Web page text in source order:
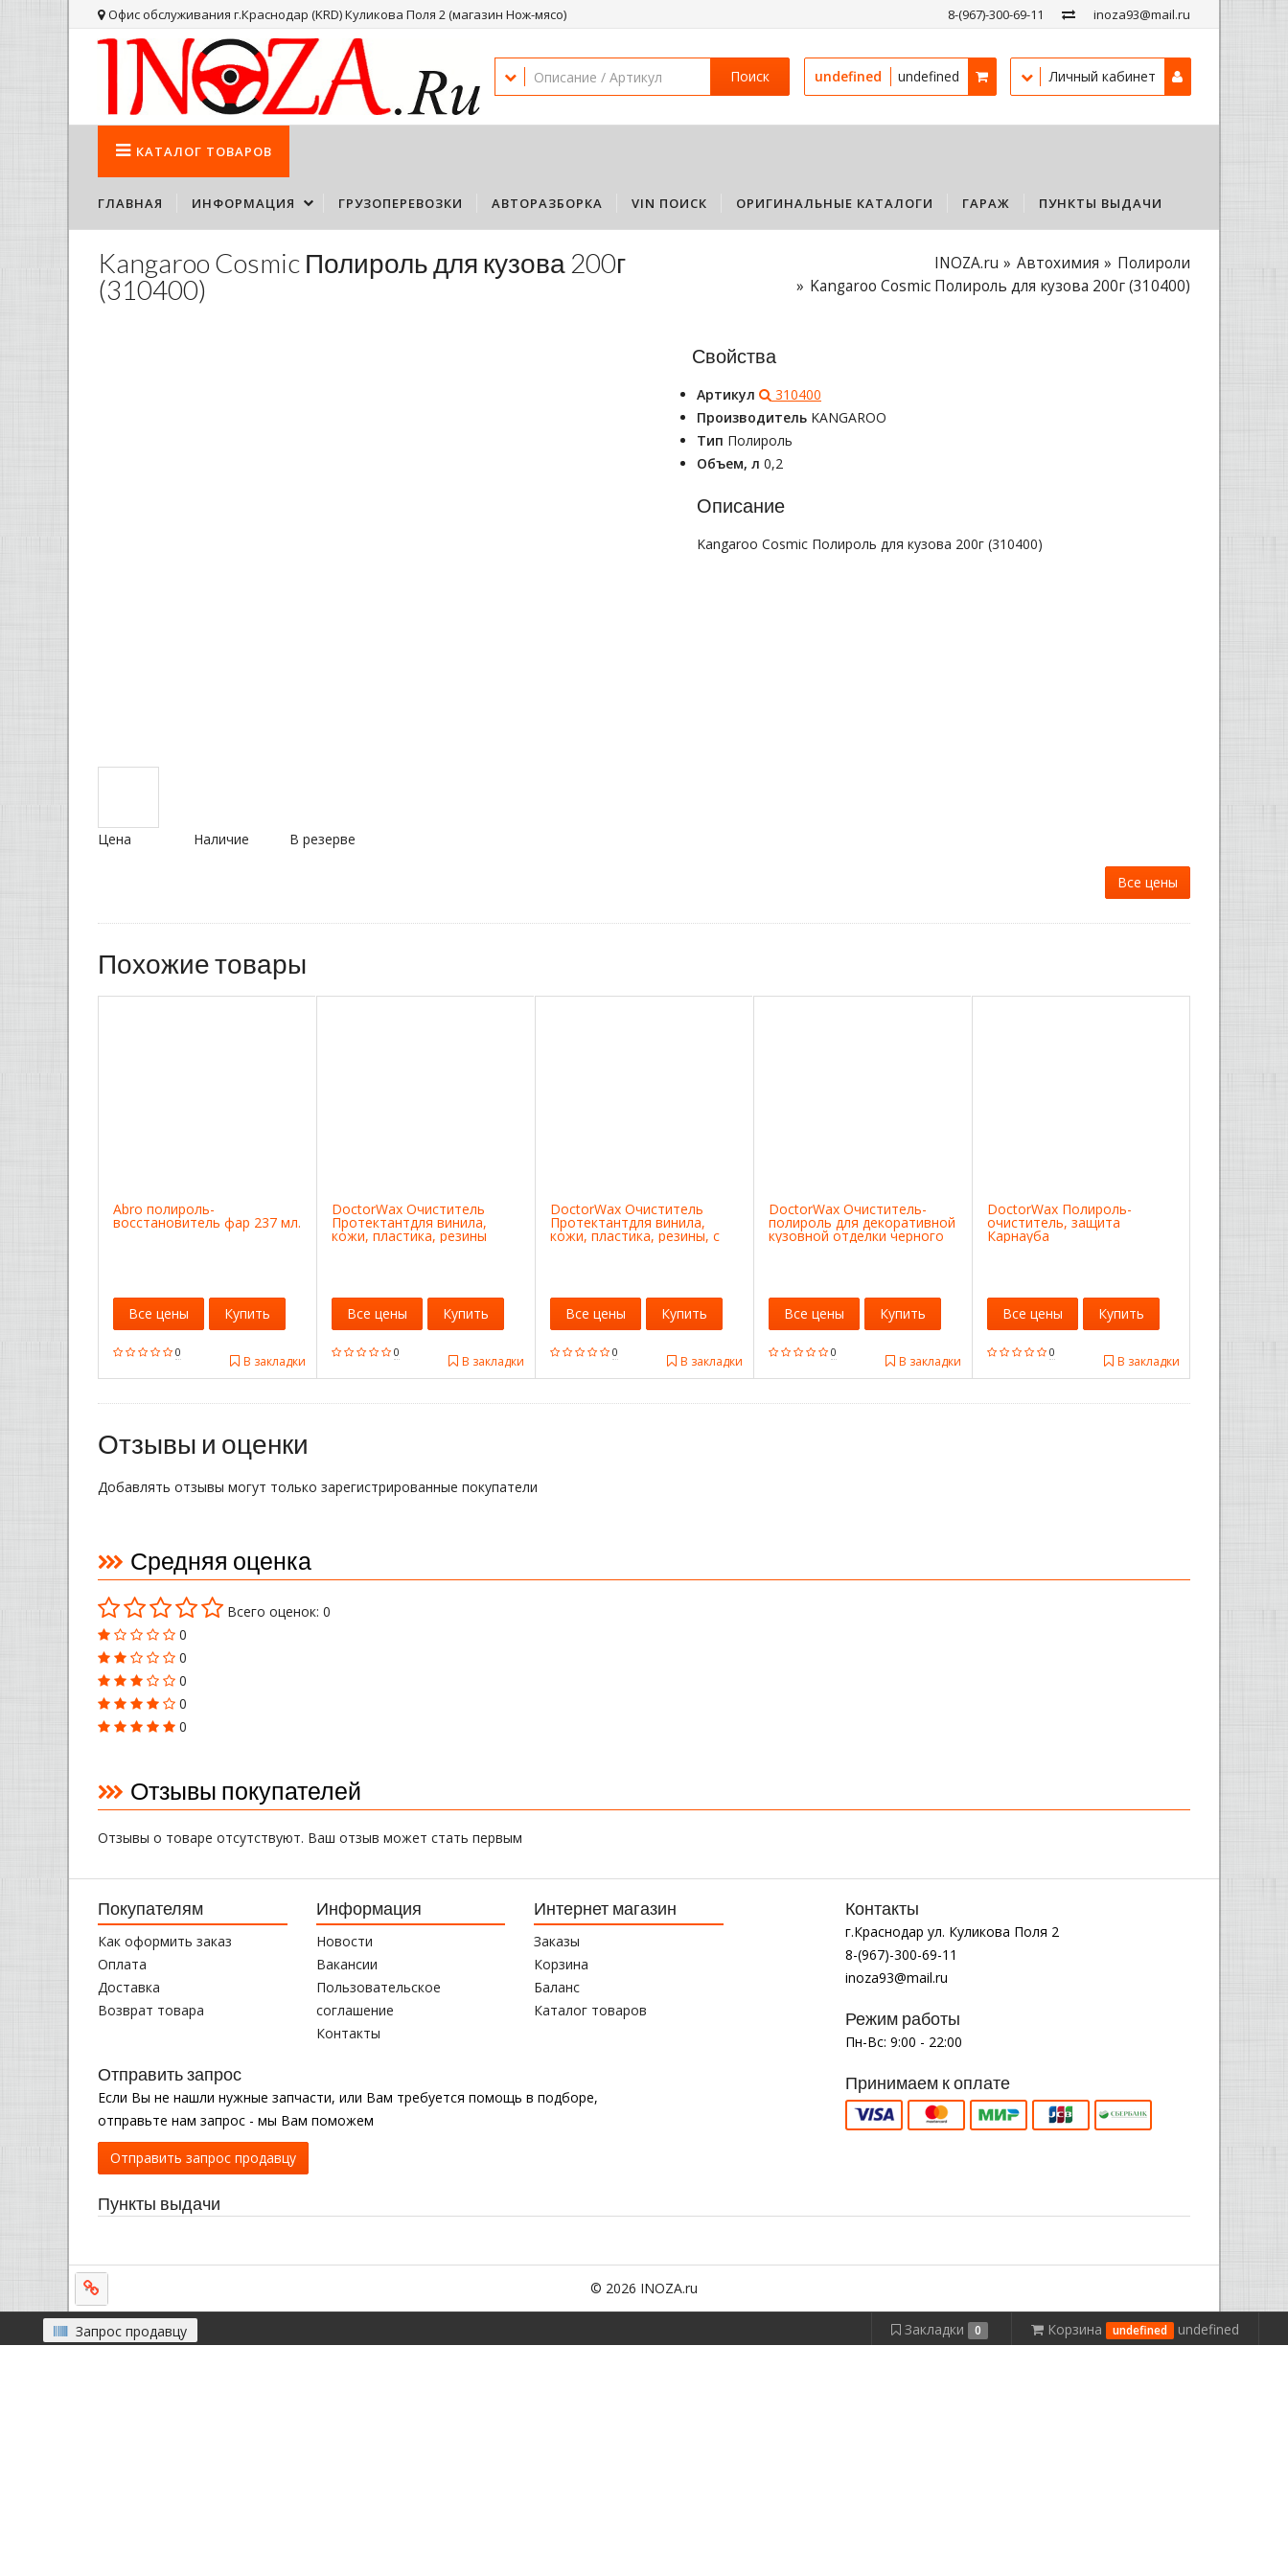
Офис обслуживания г.Краснодар (KRD) Куликова Поля 2 (магазин Нож-мясо) 8-(967)-300-69-11 inoza93@mail.ru
Поиск undefined undefined Личный кабинет
КАТАЛОГ ТОВАРОВ
ГЛАВНАЯ ИНФОРМАЦИЯ ГРУЗОПЕРЕВОЗКИ АВТОРАЗБОРКА VIN ПОИСК ОРИГИНАЛЬНЫЕ КАТАЛОГИ ГАРАЖ ПУНКТЫ ВЫДАЧИ
Kangaroo Cosmic Полироль для кузова 200г
(310400)
INOZA.ru Автохимия
Полироли
Kangaroo Cosmic Полироль для кузова 200г (310400)
Свойства
Артикул
310400
Производитель KANGAROO
Тип Полироль
Объем, л 0,2
Описание
Kangaroo Cosmic Полироль для кузова 200г (310400)
Цена Наличие В резерве
Все цены
Похожие товары
Abro полироль-
восстановитель фар 237 мл.
0
В закладки
Все цены Купить
DoctorWax Очиститель
Протектантдля винила,
кожи, пластика, резины
0
В закладки
Все цены Купить
DoctorWax Очиститель
Протектантдля винила,
кожи, пластика, резины, с
запахом лимон
0
В закладки
Все цены Купить
DoctorWax Очиститель-
полироль для декоративной
кузовной отделки черного
цвета
0
В закладки
Все цены Купить
DoctorWax Полироль-
очиститель, защита
Карнауба
0
В закладки
Все цены Купить
Отзывы и оценки
Добавлять отзывы могут только зарегистрированные покупатели
Средняя оценка
Всего оценок: 0
0
0
0
0
0
Отзывы покупателей
Отзывы о товаре отсутствуют. Ваш отзыв может стать первым
Покупателям
Как оформить заказ
Оплата
Доставка
Возврат товара
Информация
Новости
Вакансии
Пользовательское
соглашение
Контакты
Интернет магазин
Заказы
Корзина
Баланс
Каталог товаров
Отправить запрос
Если Вы не нашли нужные запчасти, или Вам требуется помощь в подборе,
отправьте нам запрос - мы Вам поможем
Отправить запрос продавцу
Контакты
г.Краснодар ул. Куликова Поля 2
8-(967)-300-69-11
inoza93@mail.ru
Режим работы
Пн-Вс: 9:00 - 22:00
Принимаем к оплате
Пункты выдачи
© 2026 INOZA.ru
Запрос продавцу Закладки 0 Корзина undefined undefined